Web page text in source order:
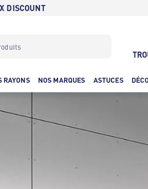
DISCOUNT
RAYONS NOS MARQUES ASTUCES